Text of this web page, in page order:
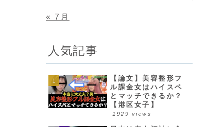
« 7月
人気記事
【論文】美容整形フ
ル課金女はハイスペ
とマッチできるか？
【港区女子】
1929 views